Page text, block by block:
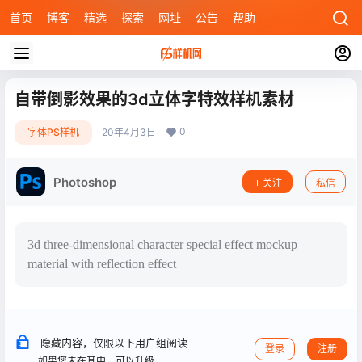
首页 博客 精选 探索 网址 公告 帮助
自带倒影效果的3d立体字特效样机素材
字体PS样机 20年4月3日 0
Photoshop 关注 私信
3d three-dimensional character special effect mockup
material with reflection effect
隐藏内容，仅限以下用户组阅读 登录 注册